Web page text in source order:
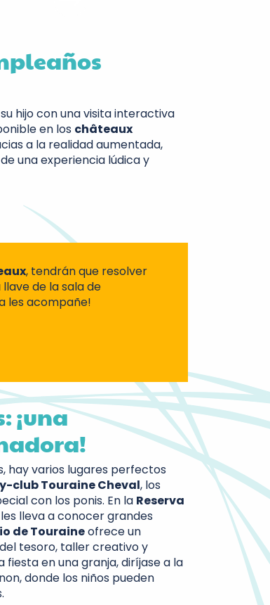
hijo con una visita interactiva
en los châteaux
a la realidad aumentada,
una experiencia lúdica y
, tendrán que resolver
de la sala de
les acompañe!
¡una
hay varios lugares perfectos
club Touraine Cheval, los
con los ponis. En la Reserva
lleva a conocer grandes
de Touraineofrece un
tesoro, taller creativo y
fiesta en una granja, diríjase a la
donde los niños pueden